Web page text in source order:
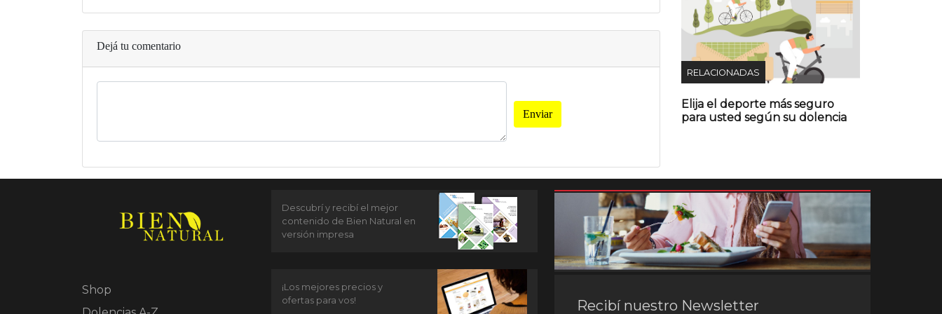
Dejá tu comentario
Enviar
RELACIONADAS
Elija el deporte más seguro
para usted según su dolencia
Shop
Descubrí y recibí el mejor
contenido de Bien Natural en
versión impresa
¡Los mejores precios y
ofertas para vos!
Recibí nuestro Newsletter